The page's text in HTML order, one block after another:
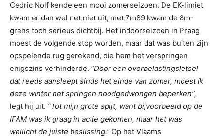
Cedric Nolf kende een mooi zomerseizoen. De EK-limiet
kwam er dan wel net niet uit, met 7m89 kwam de 8m-
grens toch serieus dichtbij. Het indoorseizoen in Praag
moest de volgende stop worden, maar dat was buiten zijn
opspelende rug gerekend, die hem het verspringen
enigszins verhinderde. “Door een overbelastingsletsel
dat reeds aansleept sinds het einde van zomer, moest ik
deze winter het springen noodgedwongen beperken”,
legt hij uit. “Tot mijn grote spijt, want bijvoorbeeld op de
IFAM was ik graag in actie gekomen, maar het was
wellicht de juiste beslissing.” Op het Vlaams